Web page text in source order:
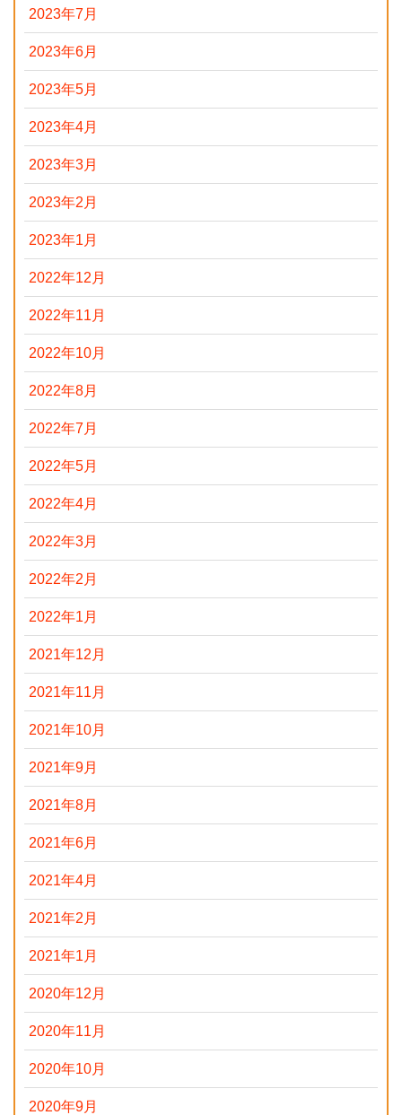
2023年7月
2023年6月
2023年5月
2023年4月
2023年3月
2023年2月
2023年1月
2022年12月
2022年11月
2022年10月
2022年8月
2022年7月
2022年5月
2022年4月
2022年3月
2022年2月
2022年1月
2021年12月
2021年11月
2021年10月
2021年9月
2021年8月
2021年6月
2021年4月
2021年2月
2021年1月
2020年12月
2020年11月
2020年10月
2020年9月